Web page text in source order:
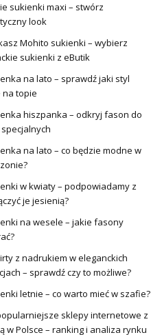
sukienki maxi – stwórz
look
Mohito sukienki – wybierz
sukienki z eButik
na lato – sprawdź jaki styl
na topie
hiszpanka – odkryj fason do
na lato – co będzie modne w
w kwiaty – podpowiadamy z
je jesienią?
na wesele – jakie fasony
z nadrukiem w eleganckich
– sprawdź czy to możliwe?
letnie – co warto mieć w szafie?
sklepy internetowe z
w Polsce – ranking i analiza rynku